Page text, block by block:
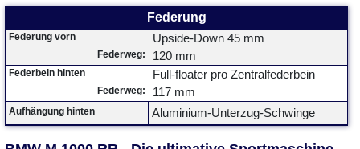
Federung
Federung vorn Upside-Down 45 mm
Federweg: 120 mm
Federbein hinten Full-floater pro Zentralfederbein
Federweg: 117 mm
Aufhängung hinten Aluminium-Unterzug-Schwinge